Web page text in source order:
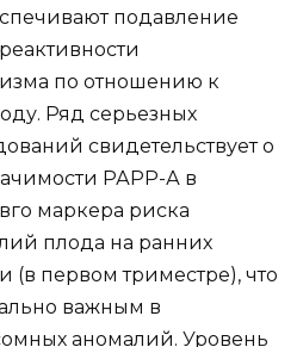
подавление
по отношению к
Ряд серьезных
свидетельствует о
РАРР-А в
маркера риска
плода на ранних
(в первом триместре), что
важным в
аномалий. Уровень